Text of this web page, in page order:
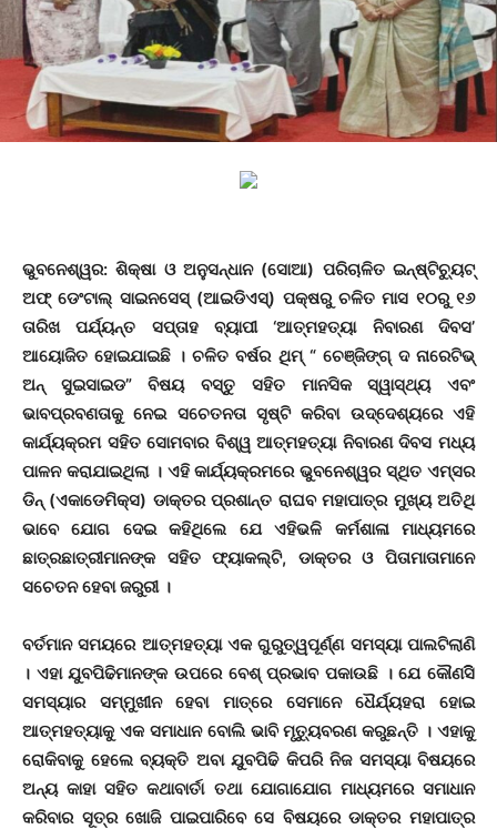
ଭୁବନେଶ୍ୱର: ଶିକ୍ଷା ଓ ଅନୁସନ୍ଧାନ (ସୋଆ) ପରିଚାଳିତ ଇନ୍‌ଷ୍ଟିଚ୍ୟୁଟ୍
ଅଫ୍ ଡେଂଟାଲ୍ ସାଇନସେସ୍ (ଆଇଡିଏସ୍‌) ପକ୍ଷରୁ ଚଳିତ ମାସ ୧୦ରୁ ୧୬
ତାରିଖ ପର୍ଯ୍ୟନ୍ତ ସପ୍ତାହ ବ୍ୟାପୀ ‘ଆତ୍ମହତ୍ୟା ନିବାରଣ ଦିବସ’
ଆୟୋଜିତ ହୋଇଯାଇଛି । ଚଳିତ ବର୍ଷର ଥିମ୍ “ ଚେଞ୍ଜିଙ୍ଗ୍ ଦ ନାରେଟିଭ୍
ଅନ୍ ସୁଇସାଇଡ” ବିଷୟ ବସ୍ତୁ ସହିତ ମାନସିକ ସ୍ୱାସ୍ଥ୍ୟ ଏବଂ
ଭାବପ୍ରବଣତାକୁ ନେଇ ସଚେତନତା ସୃଷ୍ଟି କରିବା ଉଦ୍ଦେଶ୍ୟରେ ଏହି
କାର୍ଯ୍ୟକ୍ରମ ସହିତ ସୋମବାର ବିଶ୍ୱ ଆତ୍ମହତ୍ୟା ନିବାରଣ ଦିବସ ମଧ୍ୟ
ପାଳନ କରାଯାଇଥିଲା । ଏହି କାର୍ଯ୍ୟକ୍ରମରେ ଭୁବନେଶ୍ୱର ସ୍ଥିତ ଏମ୍ସର
ଡିନ୍ (ଏକାଡେମିକ୍ସ) ଡାକ୍ତର ପ୍ରଶାନ୍ତ ରାଘବ ମହାପାତ୍ର ମୁଖ୍ୟ ଅତିଥି
ଭାବେ ଯୋଗ ଦେଇ କହିଥିଲେ ଯେ ଏହିଭଳି କର୍ମଶାଳା ମାଧ୍ୟମରେ
ଛାତ୍ରଛାତ୍ରୀମାନଙ୍କ ସହିତ ଫ୍ୟାକଲ୍ଟି, ଡାକ୍ତର ଓ ପିତାମାତାମାନେ
ସଚେତନ ହେବା ଜରୁରୀ ।
ବର୍ତମାନ ସମୟରେ ଆତ୍ମହତ୍ୟା ଏକ ଗୁରୁତ୍ୱପୂର୍ଣ୍ଣ ସମସ୍ୟା ପାଲଟିଲାଣି
। ଏହା ଯୁବପିଢିମାନଙ୍କ ଉପରେ ବେଶ୍ ପ୍ରଭାବ ପକାଉଛି । ଯେ କୌଣସିି
ସମସ୍ୟାର ସମ୍ମୁଖୀନ ହେବା ମାତ୍ରେ ସେମାନେ ଧୈର୍ଯ୍ୟହରା ହୋଇ
ଆତ୍ମହତ୍ୟାକୁ ଏକ ସମାଧାନ ବୋଲି ଭାବି ମୃତ୍ୟୁବରଣ କରୁଛନ୍ତି । ଏହାକୁ
ରୋକିବାକୁ ହେଲେ ବ୍ୟକ୍ତି ଅବା ଯୁବପିଢି କିପରି ନିଜ ସମସ୍ୟା ବିଷୟରେ
ଅନ୍ୟ କାହା ସହିତ କଥାବାର୍ତା ତଥା ଯୋଗାଯୋଗ ମାଧ୍ୟମରେ ସମାଧାନ
କରିବାର ସୂତ୍ର ଖୋଜି ପାଇପାରିବେ ସେ ବିଷୟରେ ଡାକ୍ତର ମହାପାତ୍ର